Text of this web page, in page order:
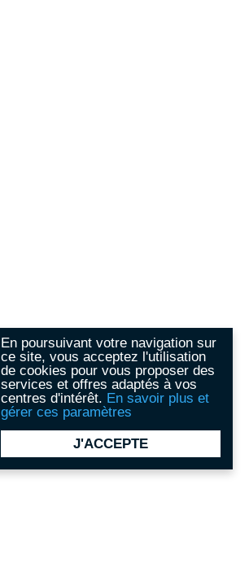
J'ACCEPTE
En poursuivant votre navigation sur
ce site, vous acceptez l'utilisation
de cookies pour vous proposer des
services et offres adaptés à vos
centres d'intérêt. En savoir plus et
gérer ces paramètres